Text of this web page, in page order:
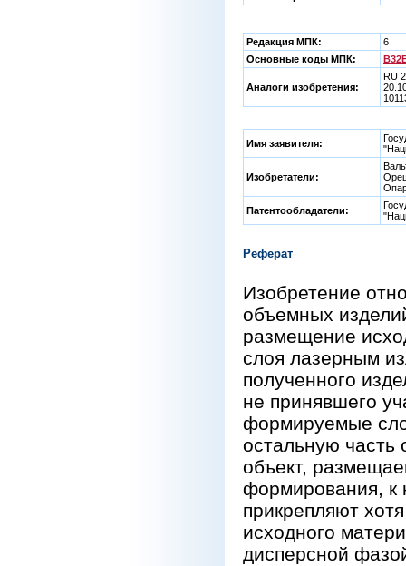
Редакция МПК:
6
Основные коды МПК:
Аналоги изобретения:
RU
Имя заявителя:
Изобретатели:
Патентообладатели:
Реферат
Изобретение
объемных
размещение
слоя лазерным
полученного
не принявшего
формируемые
остальную часть
объект,
формирования, к
прикрепляют
исходного
дисперсной